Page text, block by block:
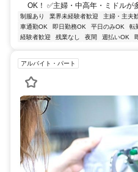
OK！ ✅主婦・中高年・ミドルが
制服あり 業界未経験者歓迎 主婦・主夫
車通勤OK
即日勤務OK 平日のみOK 転
経験者歓迎
残業なし 夜間 週払いOK
アルバイト・パート